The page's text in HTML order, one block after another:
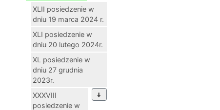
XLII posiedzenie w
dniu 19 marca 2024 r.
XLI posiedzenie w
dniu 20 lutego 2024r.
XL posiedzenie w
dniu 27 grudnia
2023r.
XXXVIII
posiedzenie w